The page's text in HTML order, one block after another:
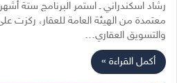
رشاد اسكندراني ـ استمر البرنامج ستة
معتمدة من الهيئة العامة للعقار، ركزت
والتسويق العقاري…
أكمل القراءة »